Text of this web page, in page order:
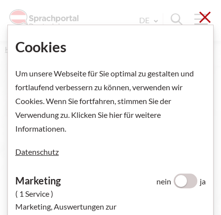
Suche
Sprache Wechseln.
DE
Home
VORSCHAU ANZEIGEN
Cookies
Um unsere Webseite für Sie optimal zu gestalten und
fortlaufend verbessern zu können, verwenden wir
Cookies. Wenn Sie fortfahren, stimmen Sie der
Verwendung zu. Klicken Sie hier für weitere
Informationen.
Datenschutz
Marketing
( 1 Service )
Marketing, Auswertungen zur
nein ja